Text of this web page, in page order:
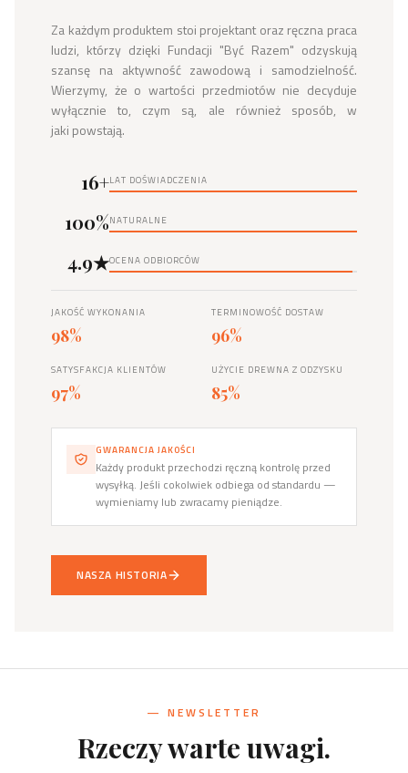
Za każdym produktem stoi projektant oraz ręczna praca
ludzi, którzy dzięki Fundacji "Być Razem" odzyskują
szansę na aktywność zawodową i samodzielność.
Wierzymy, że o wartości przedmiotów nie decyduje
wyłącznie to, czym są, ale również sposób, w
jaki powstają.
16+LAT DOŚWIADCZENIA
100%NATURALNE
4.9★OCENA ODBIORCÓW
JAKOŚĆ WYKONANIA
98%
TERMINOWOŚĆ DOSTAW
96%
SATYSFAKCJA KLIENTÓW
97%
UŻYCIE DREWNA Z ODZYSKU
85%
GWARANCJA JAKOŚCI
Każdy produkt przechodzi ręczną kontrolę przed
wysyłką. Jeśli cokolwiek odbiega od standardu —
wymieniamy lub zwracamy pieniądze.
NASZA HISTORIA
— NEWSLETTER
Rzeczy warte uwagi.